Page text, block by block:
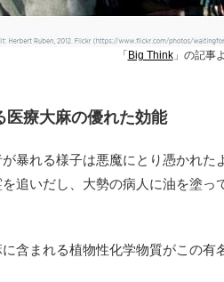
「 Big Think」の記事
医療大麻の優れた効能
暴れる様子は悪魔にとり憑かれた
追いだし、大勢の病人に油を塗っ
含まれる植物性化学物質がこの有